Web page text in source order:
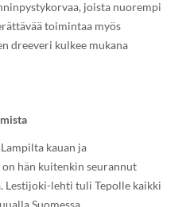
joista nuorempi
toimintaa myös
dreeveri kulkee mukana
kauan ja
hän kuitenkin seurannut
lehti tuli Tepolle kaikki